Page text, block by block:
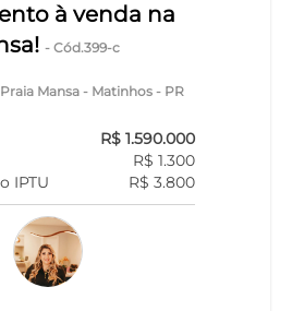
à venda na
- Cód.399-c
Mansa - Matinhos - PR
R$ 1.590.000
R$ 1.300
IPTU
R$ 3.800